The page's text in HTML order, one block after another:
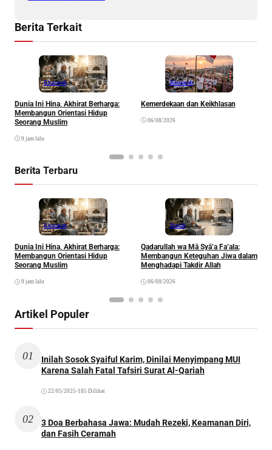
Berita Terkait
Khazanah
Dunia Ini Hina, Akhirat Berharga:
Membangun Orientasi Hidup
Seorang Muslim
9 jam lalu
Khazanah
Kemerdekaan dan Keikhlasan
06/08/2026
Berita Terbaru
Khazanah
Dunia Ini Hina, Akhirat Berharga:
Membangun Orientasi Hidup
Seorang Muslim
9 jam lalu
Ibadah
Qadarullah wa Mā Syā’a Fa’ala:
Membangun Keteguhan Jiwa dalam
Menghadapi Takdir Allah
06/08/2026
Artikel Populer
01
Inilah Sosok Syaiful Karim, Dinilai Menyimpang MUI
Karena Salah Fatal Tafsiri Surat Al-Qariah
22/05/2025 •185 Dilihat
02
3 Doa Berbahasa Jawa: Mudah Rezeki, Keamanan Diri,
dan Fasih Ceramah